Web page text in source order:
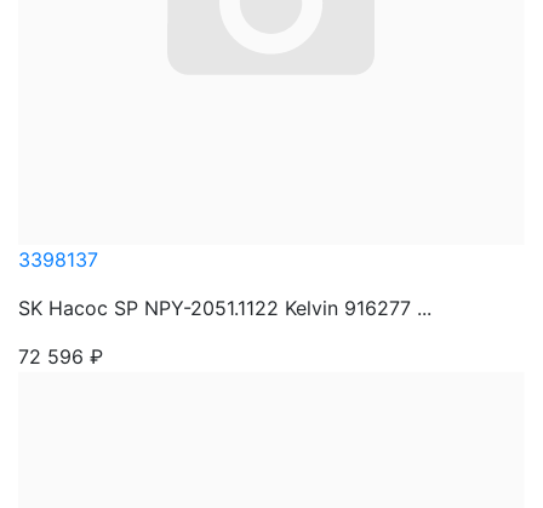
3398137
SK Насос SP NPY-2051.1122 Kelvin 916277 ...
72 596 ₽